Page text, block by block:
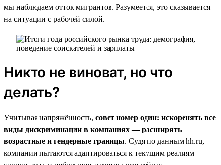
мы наблюдаем отток мигрантов. Разумеется, это сказывается
на ситуации с рабочей силой.
Никто не виноват, но что
делать?
Учитывая напряжённость, совет номер один: искоренять все
виды дискриминации в компаниях — расширять
возрастные и гендерные границы. Судя по данным hh.ru,
компании пытаются адаптироваться к текущим реалиям —